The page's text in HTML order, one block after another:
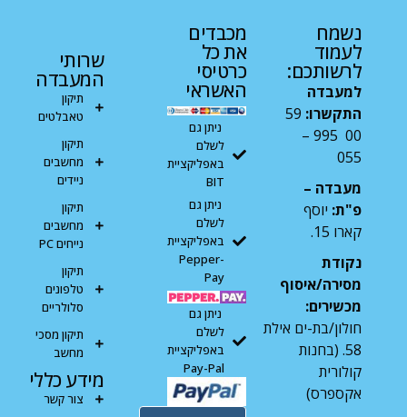
נשמח
לעמוד
לרשותכם:
למעבדה
התקשרו: 59
00 995 –
055
מעבדה –
פ"ת: יוסף
קארו 15.
נקודת
מסירה/איסוף
מכשירים:
חולון/בת-ים אילת
58. (בחנות
קולורית
אקספרס)
מכבדים
את כל
כרטיסי
האשראי
ניתן גם
לשלם
באפליקציית
BIT
ניתן גם
לשלם
באפליקציית
Pepper-
Pay
ניתן גם
לשלם
באפליקציית
Pay-Pal
שרותי
המעבדה
תיקון
טאבלטים
תיקון
מחשבים
ניידים
תיקון
מחשבים
נייחים PC
תיקון
טלפונים
סלולריים
תיקון מסכי
מחשב
מידע כללי
צור קשר